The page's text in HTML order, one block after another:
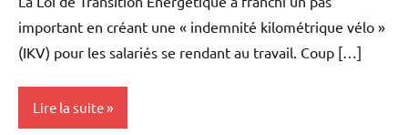
important en créant une « indemnité kilométrique vélo »
(IKV) pour les salariés se rendant au travail. Coup […]
Lire la suite